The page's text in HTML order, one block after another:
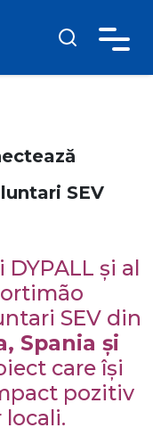
SEV
și al
SEV din
Spania și
care își
pozitiv